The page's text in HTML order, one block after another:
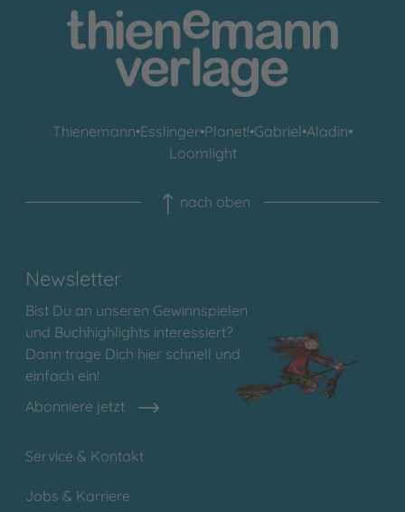
Thienemann•Esslinger•Planet!•Gabriel•Aladin•
Loomlight
nach oben
Newsletter
Bist Du an unseren Gewinnspielen
und Buchhighlights interessiert?
Dann trage Dich hier schnell und
einfach ein!
Abonniere jetzt
Service & Kontakt
Jobs & Karriere